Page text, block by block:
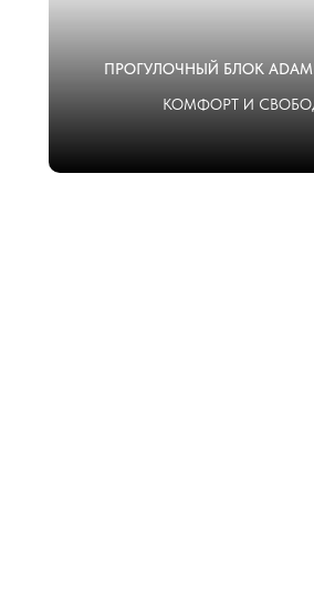
ПРОГУЛОЧНЫЙ БЛОК
КОМФОРТ И